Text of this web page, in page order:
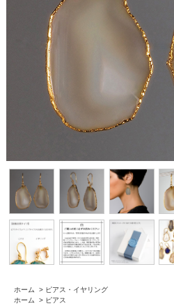
ホーム > ピアス・イヤリング
ホーム
> ピアス